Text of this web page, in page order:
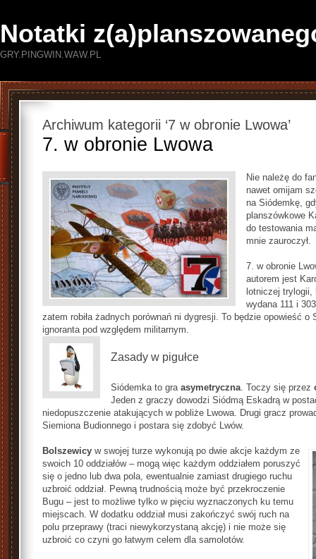
Notatki
GRY.PINGWIN.WAW.PL
Archiwum kategorii ‘7 w obronie Lwowa’
7. w obronie Lwowa
Nie należę do
nawet omijam
na Siódemkę,
planszówkowe
do testowania
mnie zauroczył.
7. w obronie
autorem jest
lotniczej
wydana 111 i
zatem robiła żadnych porównań ni dygresji. To będzie opowieść
ignoranta pod względem militarnym.
Zasady w pigułce
Siódemka to gra asymetryczna. Toczy się przez
Jeden z graczy dowodzi Siódmą Eskadrą w
niedopuszczenie atakujących w pobliże Lwowa. Drugi gracz
Siemiona Budionnego i postara się zdobyć Lwów.
Bolszewicy w swojej turze wykonują po dwie akcje każdym ze
swoich 10 oddziałów – mogą więc każdym oddziałem poruszyć
się o jedno lub dwa pola, ewentualnie zamiast drugiego ruchu
uzbroić oddział. Pewną trudnością może być przekroczenie
Bugu – jest to możliwe tylko w pięciu wyznaczonych ku temu
miejscach. W dodatku oddział musi zakończyć swój ruch na
polu przeprawy (traci niewykorzystaną akcję) i nie może się
uzbroić co czyni go łatwym celem dla samolotów.